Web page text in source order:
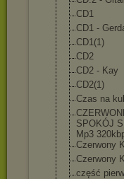
CD1
CD1 -
CD1(1)
CD2
CD2 - Kay
CD2(1)
Czas na
SPOKÓJ
Mp3
Czerwony
Czerwony
część